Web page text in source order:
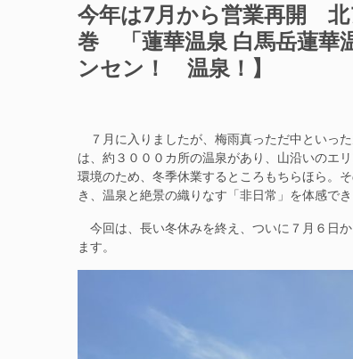
今年は7月から営業再開 北
巻 「蓮華温泉 白馬岳蓮
ンセン！ 温泉！】
７月に入りましたが、梅雨真っただ中といっ
は、約３０００カ所の温泉があり、山沿いのエ
環境のため、冬季休業するところもちらほら。
き、温泉と絶景の織りなす「非日常」を体感で
今回は、長い冬休みを終え、ついに７月６日
ます。